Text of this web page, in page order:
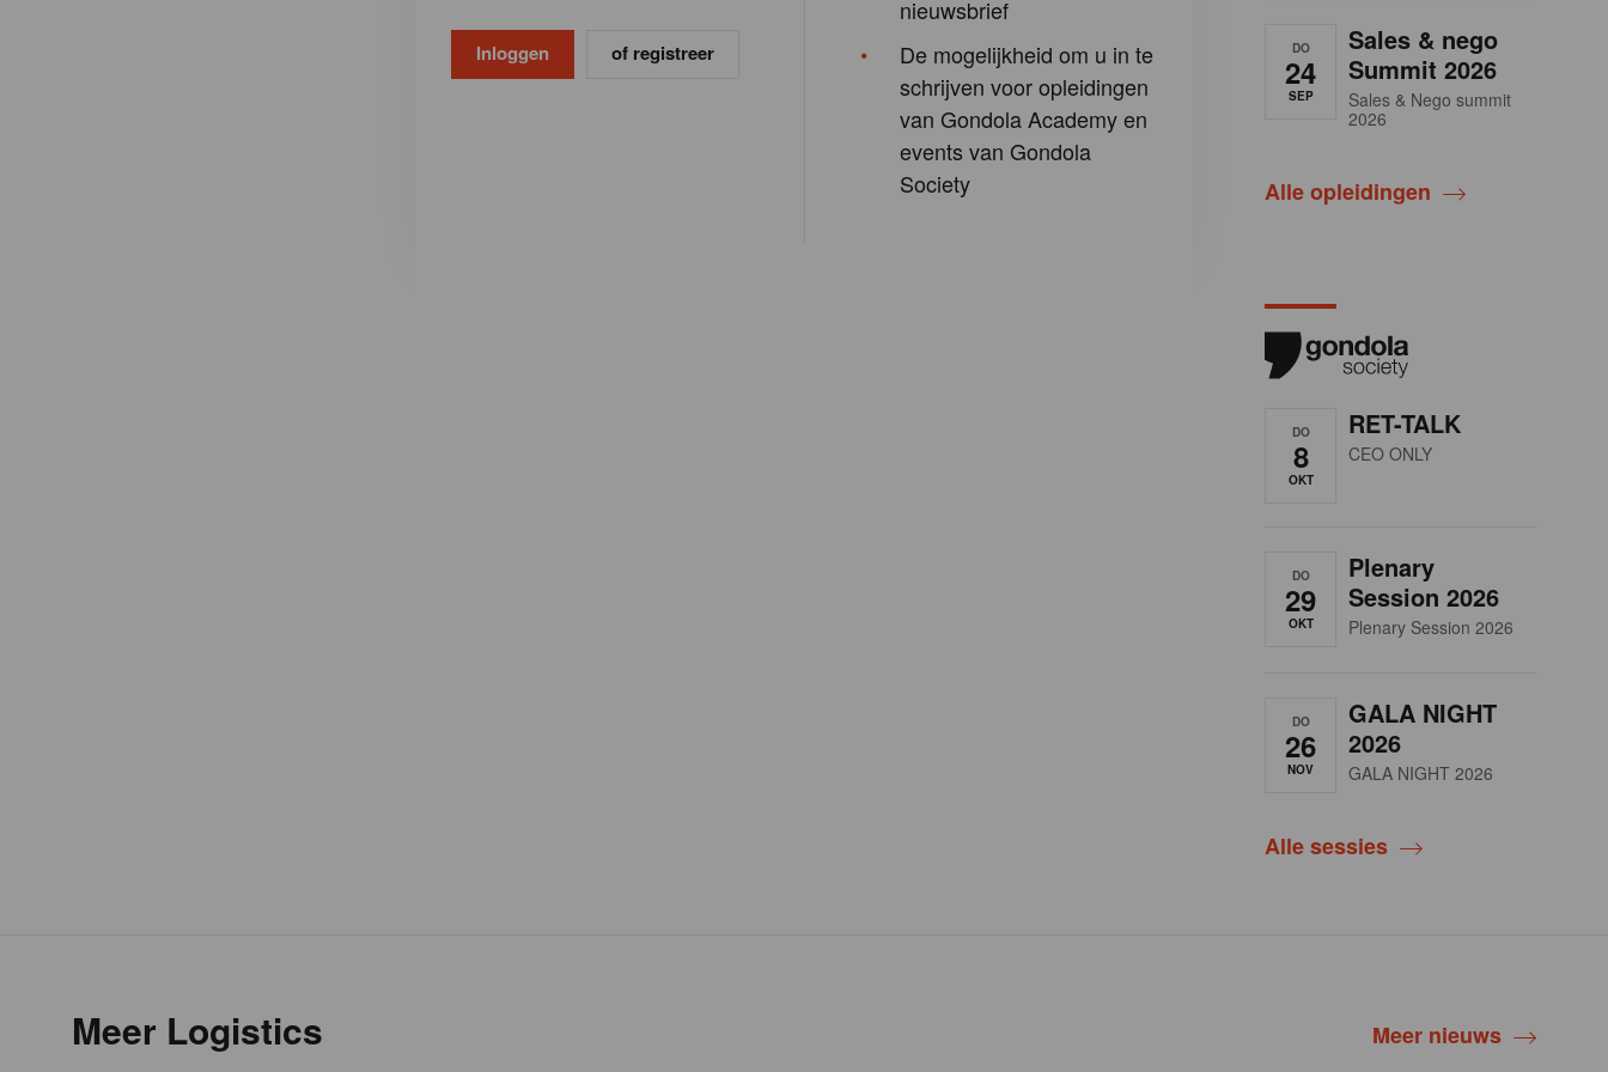
of registreer
nieuwsbrief
De mogelijkheid om u in te
schrijven voor opleidingen
van Gondola Academy en
events van Gondola
Society
DO
24
SEP
Sales & nego
Summit 2026
Sales & Nego summit
2026
Alle opleidingen
DO
8
OKT
RET-TALK
CEO ONLY
DO
29
OKT
Plenary
Session 2026
Plenary Session 2026
DO
26
NOV
GALA NIGHT
2026
GALA NIGHT 2026
Alle sessies
Meer Logistics Meer nieuws